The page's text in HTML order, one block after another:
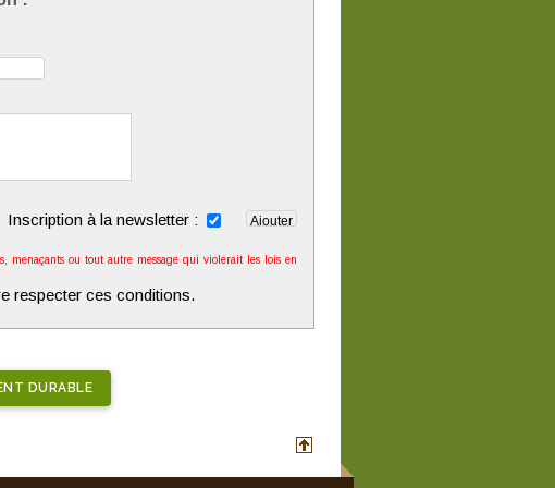
Inscription à la newsletter :
menaçants ou tout autre message qui violerait les lois en
respecter ces conditions.
DURABLE